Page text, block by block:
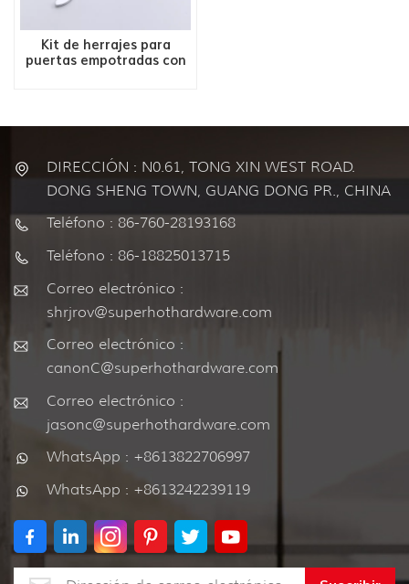
Kit de herrajes para
puertas empotradas con
DIRECCIÓN : N0.61, TONG XIN WEST ROAD.
DONG SHENG TOWN, GUANG DONG PR., CHINA
Teléfono : 86-760-28193168
Teléfono : 86-18825013715
Correo electrónico :
shrjrov@superhothardware.com
Correo electrónico :
canonC@superhothardware.com
Correo electrónico :
jasonc@superhothardware.com
WhatsApp : +8613822706997
WhatsApp : +8613242239119